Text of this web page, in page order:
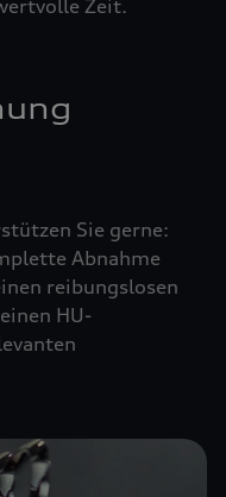
Zeit.
Sie gerne:
Abnahme
reibungslosen
HU-